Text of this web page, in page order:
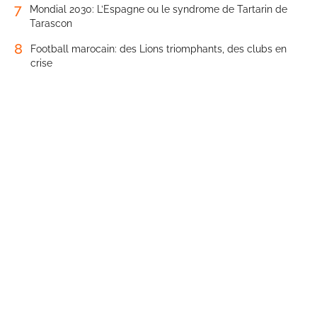
7
Mondial 2030: L’Espagne ou le syndrome de Tartarin de
Tarascon
8
Football marocain: des Lions triomphants, des clubs en
crise